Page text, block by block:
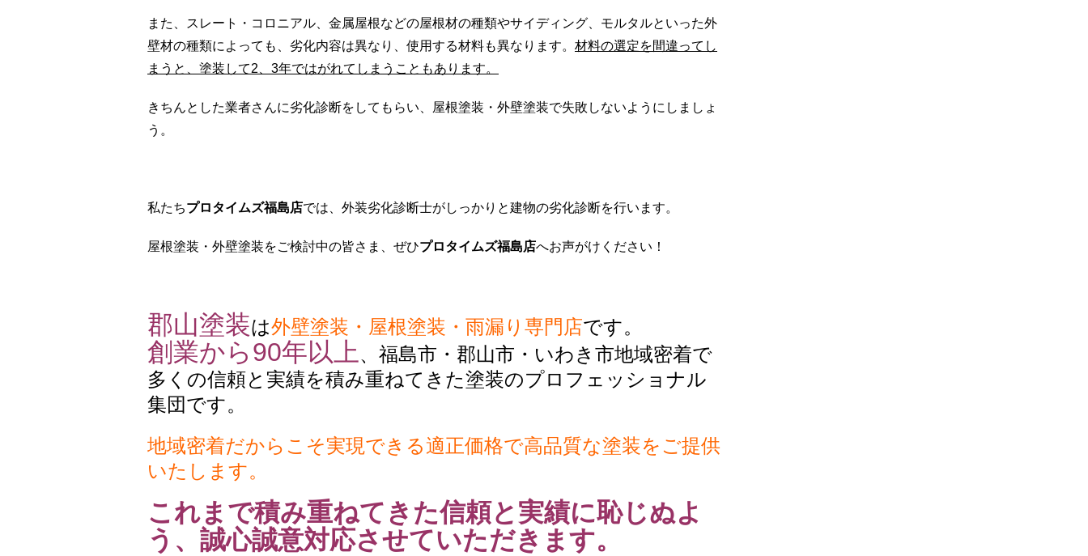
また、スレート・コロニアル、金属屋根などの屋根材の種類やサイディング、モルタルといった外
壁材の種類によっても、劣化内容は異なり、使用する材料も異なります。 材料の選定を間違ってし
まうと、塗装して2、3年ではがれてしまうこともあります。
きちんとした業者さんに劣化診断をしてもらい、屋根塗装・外壁塗装で失敗しないようにしましょ
う。
私たちプロタイムズ福島店では、外装劣化診断士がしっかりと建物の劣化診断を行います。
屋根塗装・外壁塗装をご検討中の皆さま、ぜひプロタイムズ福島店へお声がけください！
郡山塗装は外壁塗装・屋根塗装・雨漏り専門店です。
創業から90年以上 、福島市・郡山市・いわき市地域密着で
多くの信頼と実績を積み重ねてきた塗装のプロフェッショナル
集団です。
地域密着だからこそ実現できる適正価格で高品質な塗装をご提供
いたします。
これまで積み重ねてきた信頼と実績に恥じぬよ
う、誠心誠意対応させていただきます。